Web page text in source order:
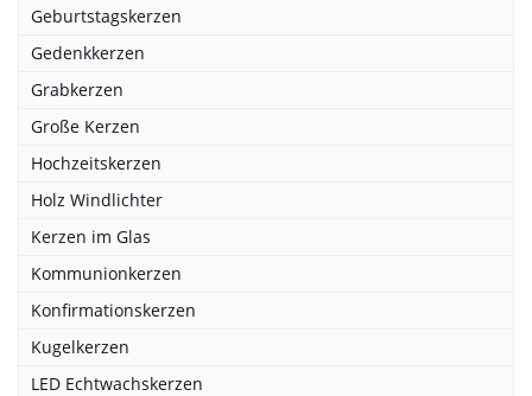
Geburtstagskerzen
Gedenkkerzen
Grabkerzen
Große Kerzen
Hochzeitskerzen
Holz Windlichter
Kerzen im Glas
Kommunionkerzen
Konfirmationskerzen
Kugelkerzen
LED Echtwachskerzen